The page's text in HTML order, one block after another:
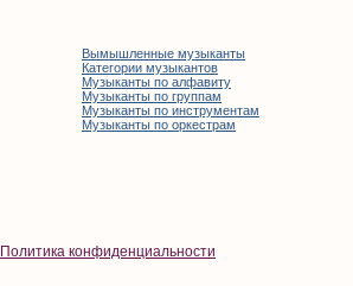
Вымышленные музыканты
Категории музыкантов
Музыканты по алфавиту
Музыканты по группам
Музыканты по инструментам
Музыканты по оркестрам
Политика конфиденциальности